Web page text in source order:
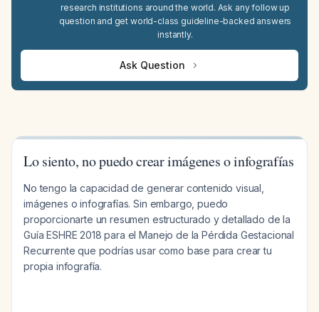
research institutions around the world. Ask any follow up
question and get world-class guideline-backed answers
instantly.
Ask Question
Lo siento, no puedo crear imágenes o infografías
No tengo la capacidad de generar contenido visual,
imágenes o infografías. Sin embargo, puedo
proporcionarte un resumen estructurado y detallado de la
Guía ESHRE 2018 para el Manejo de la Pérdida Gestacional
Recurrente que podrías usar como base para crear tu
propia infografía.